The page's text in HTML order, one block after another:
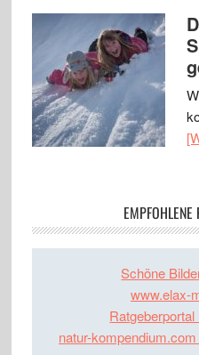
EMPFOHLENE
Schöne
www.elax-
natur-